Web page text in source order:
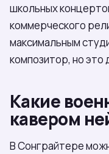
школьных
коммерческого
максимальным
композитор, но это
Какие
кавером
В Сонграйтере